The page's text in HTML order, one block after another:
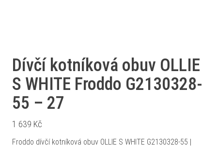
Dívčí kotníková obuv OLLIE
S WHITE Froddo G2130328-
55 – 27
1 639 Kč
Froddo dívčí kotníková obuv OLLIE S WHITE G2130328-55 |